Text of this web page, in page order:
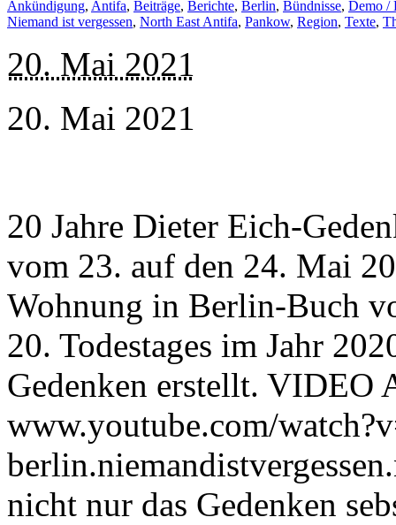
Ankündigung, Antifa, Beiträge, Berichte, Berlin, Bündnisse, Demo /
Niemand ist vergessen, North East Antifa, Pankow, Region, Texte,
20. Mai 2021
20. Mai 2021
20 Jahre Dieter Eich-
vom 23. auf den 24. Mai
Wohnung in Berlin-Buch
20. Todestages im Jahr
Gedenken erstellt. VIDEO
www.youtube.com/
nicht nur das Gedenken